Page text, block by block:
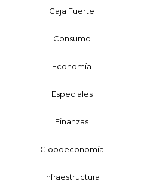
Caja Fuerte
Consumo
Economía
Especiales
Finanzas
Globoeconomía
Infraestructura